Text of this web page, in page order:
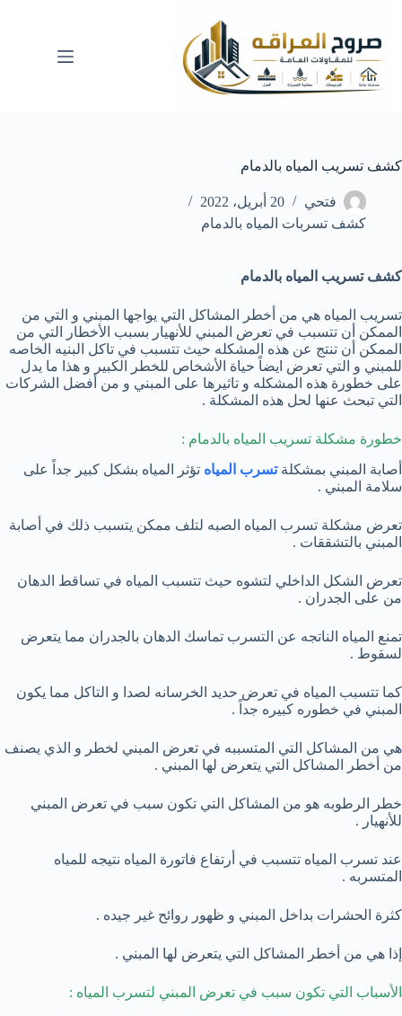
المحتوى
كشف تسريب المياه بالدمام
فتحي
20 أبريل، 2022
كشف تسربات المياه بالدمام
كشف تسريب المياه بالدمام
تسريب المياه هي من أخطر المشاكل التي يواجها المبني و التي من
الممكن أن تتسبب في تعرض المبني للأنهيار بسبب الأخطار التي من
الممكن أن تنتج عن هذه المشكله حيث تتسبب في تاكل البنيه الخاصه
للمبني و التي تعرض ايضاً حياة الأشخاص للخطر الكبير و هذا ما يدل
على خطورة هذه المشكله و تاثيرها على المبني و من أفضل الشركات
التي تبحث عنها لحل هذه المشكلة .
خطورة مشكلة تسريب المياه بالدمام :
أصابة المبني بمشكلةتسرب المياه تؤثر المياه بشكل كبير جداً على
سلامة المبني .
تعرض مشكلة تسرب المياه الصبه لتلف ممكن يتسبب ذلك في أصابة
المبني بالتشققات .
تعرض الشكل الداخلي لتشوه حيث تتسبب المياه في تساقط الدهان
من على الجدران .
تمنع المياه الناتجه عن التسرب تماسك الدهان بالجدران مما يتعرض
لسقوط .
كما تتسبب المياه في تعرض حديد الخرسانه لصدا و التاكل مما يكون
المبني في خطوره كبيره جداً .
هي من المشاكل التي المتسببه في تعرض المبني لخطر و الذي يصنف
من أخطر المشاكل التي يتعرض لها المبني .
خطر الرطوبه هو من المشاكل التي تكون سبب في تعرض المبني
للأنهيار .
عند تسرب المياه تتسبب في أرتفاع فاتورة المياه نتيجه للمياه
المتسربه .
كثرة الحشرات بداخل المبني و ظهور روائح غير جيده .
إذا هي من أخطر المشاكل التي يتعرض لها المبني .
الأسباب التي تكون سبب في تعرض المبني لتسرب المياه :